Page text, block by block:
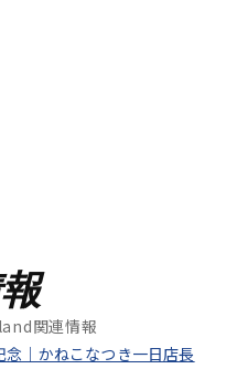
関連情報
｜かねこなつき一日店長